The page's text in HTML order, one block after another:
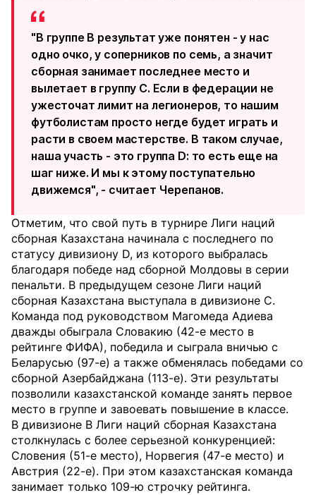
"В группе B результат уже понятен - у нас
одно очко, у соперников по семь, а значит
сборная занимает последнее место и
вылетает в группу C. Если в федерации не
ужесточат лимит на легионеров, то нашим
футболистам просто негде будет играть и
расти в своем мастерстве. В таком случае,
наша участь - это группа D: то есть еще на
шаг ниже. И мы к этому поступательно
движемся", - считает Черепанов.
Отметим, что свой путь в турнире Лиги наций
сборная Казахстана начинала с последнего по
статусу дивизиону D, из которого выбралась
благодаря победе над сборной Молдовы в серии
пенальти. В предыдущем сезоне Лиги наций
сборная Казахстана выступала в дивизионе C.
Команда под руководством Магомеда Адиева
дважды обыграла Словакию (42-е место в
рейтинге ФИФА), победила и сыграла вничью с
Беларусью (97-е) а также обменялась победами со
сборной Азербайджана (113-е). Эти результаты
позволили казахстанской команде занять первое
место в группе и завоевать повышение в классе.
В дивизионе B Лиги наций сборная Казахстана
столкнулась с более серьезной конкуренцией:
Словения (51-е место), Норвегия (47-е место) и
Австрия (22-е). При этом казахстанская команда
занимает только 109-ю строчку рейтинга.